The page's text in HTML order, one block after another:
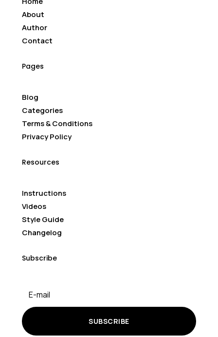
About
Author
Contact
Pages
Blog
Categories
Terms & Conditions
Privacy Policy
Resources
Instructions
Videos
Style Guide
Changelog
Subscribe
SUBSCRIBE